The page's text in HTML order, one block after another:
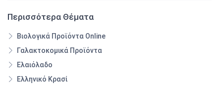
Περισσότερα Θέματα
Βιολογικά Προϊόντα Online
Γαλακτοκομικά Προϊόντα
Ελαιόλαδο
Ελληνικό Κρασί